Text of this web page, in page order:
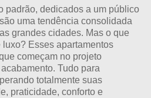
padrão, dedicados a um público
uma tendência consolidada
grandes cidades. Mas o que
Esses apartamentos
começam no projeto
Tudo para
totalmente suas
praticidade, conforto e